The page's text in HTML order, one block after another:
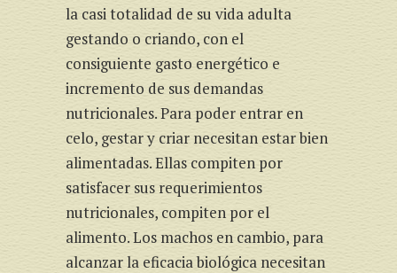
la casi totalidad de su vida adulta
gestando o criando, con el
consiguiente gasto energético e
incremento de sus demandas
nutricionales. Para poder entrar en
celo, gestar y criar necesitan estar bien
alimentadas. Ellas compiten por
satisfacer sus requerimientos
nutricionales, compiten por el
alimento. Los machos en cambio, para
alcanzar la eficacia biológica necesitan